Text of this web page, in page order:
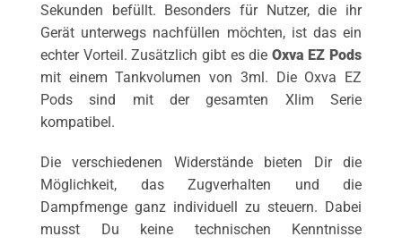
Sekunden befüllt. Besonders für Nutzer, die ihr
Gerät unterwegs nachfüllen möchten, ist das ein
echter Vorteil. Zusätzlich gibt es die Oxva EZ Pods
mit einem Tankvolumen von 3ml. Die Oxva EZ
Pods sind mit der gesamten Xlim Serie
kompatibel.
Die verschiedenen Widerstände bieten Dir die
Möglichkeit, das Zugverhalten und die
Dampfmenge ganz individuell zu steuern. Dabei
musst Du keine technischen Kenntnisse